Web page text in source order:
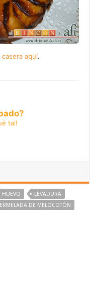
aquí.
tal!
HUEVO
LEVADURA
DE MELOCOTÓN